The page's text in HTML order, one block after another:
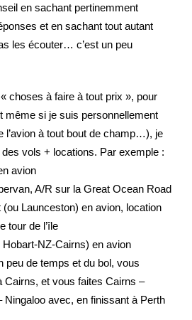
en sachant pertinemment
et en sachant tout autant
les écouter… c’est un peu
choses à faire à tout prix », pour
même si je suis personnellement
l’avion à tout bout de champ…), je
des vols + locations. Par exemple :
avion
A/R sur la Great Ocean Road
Launceston) en avion, location
tour de l’île
NZ-Cairns) en avion
peu de temps et du bol, vous
Cairns, et vous faites Cairns –
Ningaloo avec, en finissant à Perth